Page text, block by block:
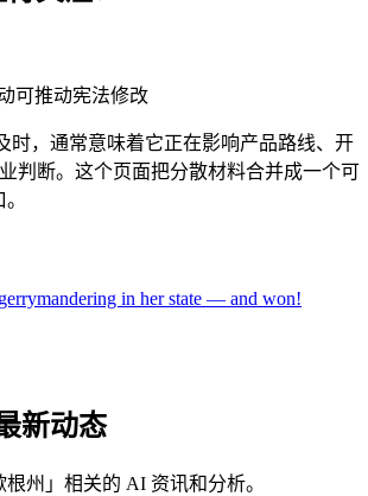
可推动宪法修改
时，通常意味着它正在影响产品路线、开
判断。这个页面把分散材料合并成一个可
in her state — and won!
新动态
州」相关的 AI 资讯和分析。